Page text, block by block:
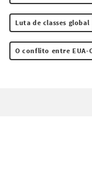
Luta de classes global
O conflito entre EUA-